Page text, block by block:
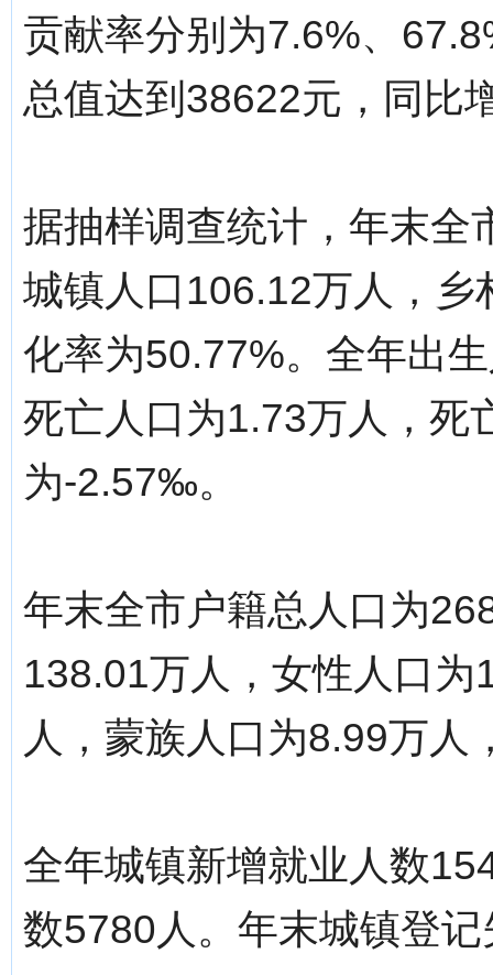
贡献率分别为7.6%、
总值达到38622元，同比
据抽样调查统计，年末全
城镇人口106.12万人，
化率为50.77%。全年出
死亡人口为1.73万人，
为-2.57‰。
年末全市户籍总人口为
138.01万人，女性人口
人，蒙族人口为8.99万人
全年城镇新增就业人数
数5780人。年末城镇登